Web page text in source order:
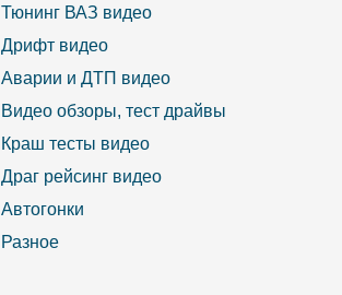
Тюнинг ВАЗ видео
Дрифт видео
Аварии и ДТП видео
Видео обзоры, тест драйвы
Краш тесты видео
Драг рейсинг видео
Автогонки
Разное